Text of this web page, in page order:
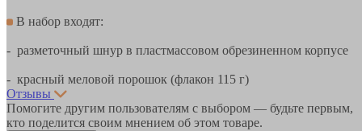
В набор входят:
- разметочный шнур в пластмассовом обрезиненном корпусе
- красный меловой порошок (флакон 115 г)
Отзывы
Помогите другим пользователям с выбором — будьте первым,
кто поделится своим мнением об этом товаре.